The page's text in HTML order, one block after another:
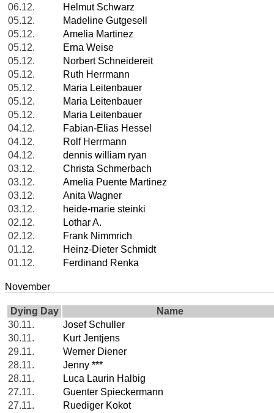
06.12.
Helmut Schwarz
05.12.
Madeline Gutgesell
05.12.
Amelia Martinez
05.12.
Erna Weise
05.12.
Norbert Schneidereit
05.12.
Ruth Herrmann
05.12.
Maria Leitenbauer
05.12.
Maria Leitenbauer
05.12.
Maria Leitenbauer
04.12.
Fabian-Elias Hessel
04.12.
Rolf Herrmann
04.12.
dennis william ryan
03.12.
Christa Schmerbach
03.12.
Amelia Puente Martinez
03.12.
Anita Wagner
03.12.
heide-marie steinki
02.12.
Lothar A.
02.12.
Frank Nimmrich
01.12.
Heinz-Dieter Schmidt
01.12.
Ferdinand Renka
November
Dying Day
Name
30.11.
Josef Schuller
30.11.
Kurt Jentjens
29.11.
Werner Diener
28.11.
Jenny ***
28.11.
Luca Laurin Halbig
27.11.
Guenter Spieckermann
27.11.
Ruediger Kokot